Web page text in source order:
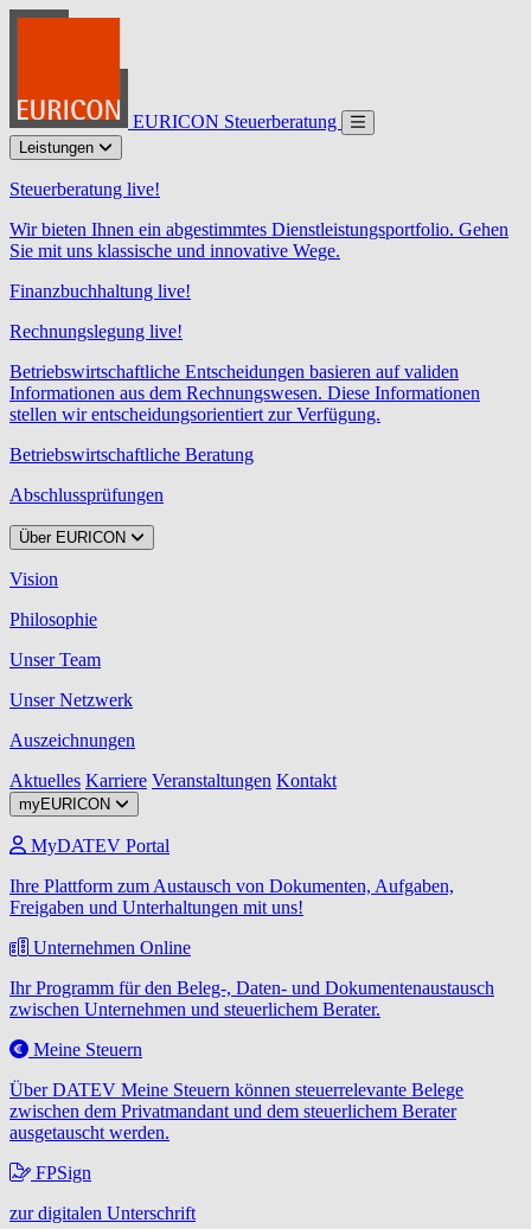
EURICON Steuerberatung
Leistungen
Steuerberatung live!
Wir bieten Ihnen ein abgestimmtes Dienstleistungsportfolio. Gehen
Sie mit uns klassische und innovative Wege.
Finanzbuchhaltung live!
Rechnungslegung live!
Betriebswirtschaftliche Entscheidungen basieren auf validen
Informationen aus dem Rechnungswesen. Diese Informationen
stellen wir entscheidungsorientiert zur Verfügung.
Betriebswirtschaftliche Beratung
Abschlussprüfungen
Über EURICON
Vision
Philosophie
Unser Team
Unser Netzwerk
Auszeichnungen
Aktuelles Karriere Veranstaltungen Kontakt
myEURICON
MyDATEV Portal
Ihre Plattform zum Austausch von Dokumenten, Aufgaben,
Freigaben und Unterhaltungen mit uns!
Unternehmen Online
Ihr Programm für den Beleg-, Daten- und Dokumentenaustausch
zwischen Unternehmen und steuerlichem Berater.
Meine Steuern
Über DATEV Meine Steuern können steuerrelevante Belege
zwischen dem Privatmandant und dem steuerlichem Berater
ausgetauscht werden.
FPSign
zur digitalen Unterschrift